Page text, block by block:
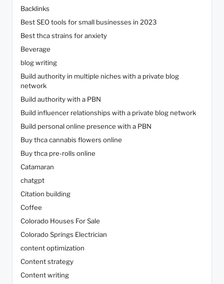
Backlinks
Best SEO tools for small businesses in 2023
Best thca strains for anxiety
Beverage
blog writing
Build authority in multiple niches with a private blog
network
Build authority with a PBN
Build influencer relationships with a private blog network
Build personal online presence with a PBN
Buy thca cannabis flowers online
Buy thca pre-rolls online
Catamaran
chatgpt
Citation building
Coffee
Colorado Houses For Sale
Colorado Springs Electrician
content optimization
Content strategy
Content writing